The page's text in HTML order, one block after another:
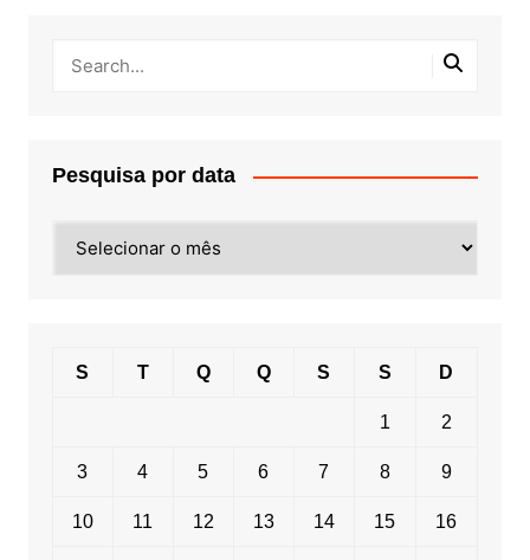
Pesquisa por data
por
S T Q Q S S D
1 2
3 4 5 6 7 8 9
10 11 12 13 14 15 16